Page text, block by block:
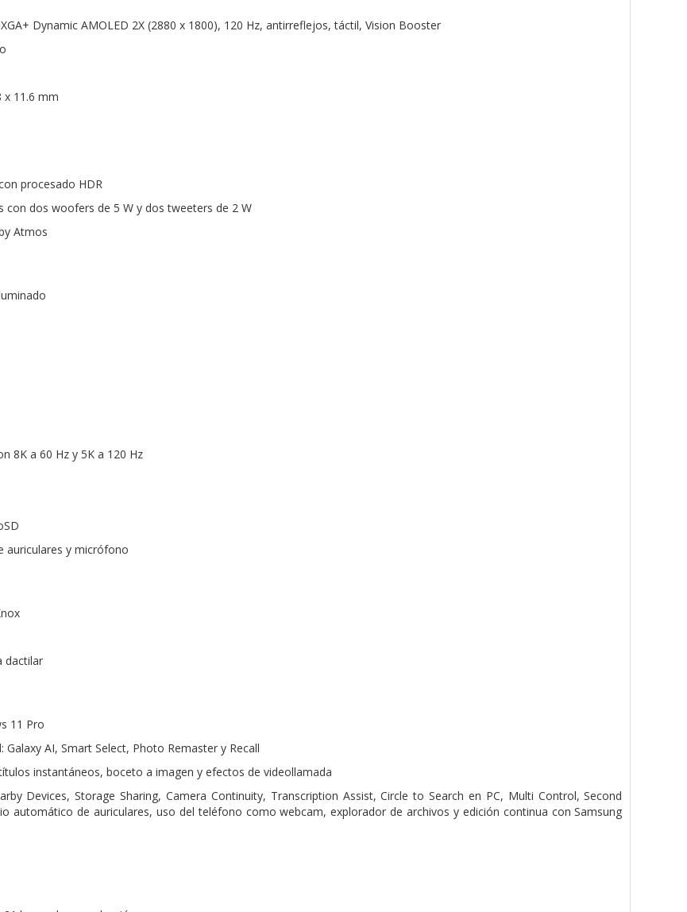
Dynamic AMOLED 2X (2880 x 1800), 120 Hz, antirreflejos, táctil, Vision Booster
x 11.6 mm
procesado HDR
con dos woofers de 5 W y dos tweeters de 2 W
Atmos
8K a 60 Hz y 5K a 120 Hz
auriculares y micrófono
dactilar
11 Pro
Galaxy AI, Smart Select, Photo Remaster y Recall
instantáneos, boceto a imagen y efectos de videollamada
Devices, Storage Sharing, Camera Continuity, Transcription Assist, Circle to Search en PC, Multi Control, Second
automático de auriculares, uso del teléfono como webcam, explorador de archivos y edición continua con Samsung